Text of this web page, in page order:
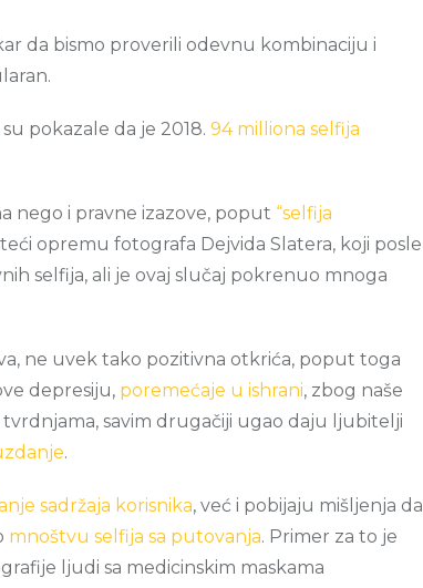
da bismo proverili odevnu kombinaciju i
pokazale da je 2018. 94 milliona selfija
nego i pravne izazove, poput “selfija
opremu fotografa Dejvida Slatera, koji posle
selfija, ali je ovaj slučaj pokrenuo mnoga
ne uvek tako pozitivna otkrića, poput toga
depresiju, poremećaje u ishrani, zbog naše
savim drugačiji ugao daju ljubitelji
.
sadržaja korisnika, već i pobijaju mišljenja da
mnoštvu selfija sa putovanja. Primer za to je
ljudi sa medicinskim maskama